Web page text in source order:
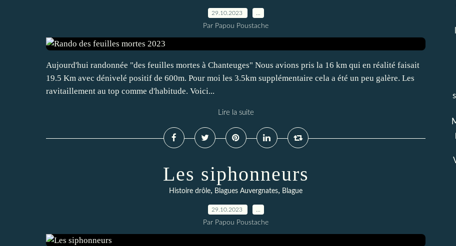
29.10.2023
Par Papou Poustache
Aujourd'hui randonnée "des feuilles mortes à Chanteuges" Nous avions pris la 16 km qui en réalité faisait
19.5 Km avec dénivelé positif de 600m. Pour moi les 3.5km supplémentaire cela a été un peu galère. Les
ravitaillement au top comme d'habitude. Voici...
Lire la suite
Les siphonneurs
Histoire drôle, Blagues Auvergnates, Blague
29.10.2023
Par Papou Poustache